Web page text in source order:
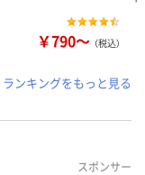
￥790～ （税込）
ランキングをもっと見る
スポンサー